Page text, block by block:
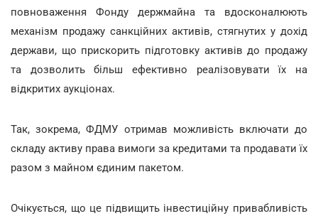
повноваження Фонду держмайна та вдосконалюють
механізм продажу санкційних активів, стягнутих у дохід
держави, що прискорить підготовку активів до продажу
та дозволить більш ефективно реалізовувати їх на
відкритих аукціонах.
Так, зокрема, ФДМУ отримав можливість включати до
складу активу права вимоги за кредитами та продавати їх
разом з майном єдиним пакетом.
Очікується, що це підвищить інвестиційну привабливість